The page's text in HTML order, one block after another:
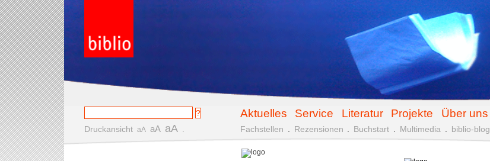
Aktuelles Service Literatur Projekte Über uns
Druckansicht aA aA aA Fachstellen Rezensionen Buchstart Multimedia biblio-blog